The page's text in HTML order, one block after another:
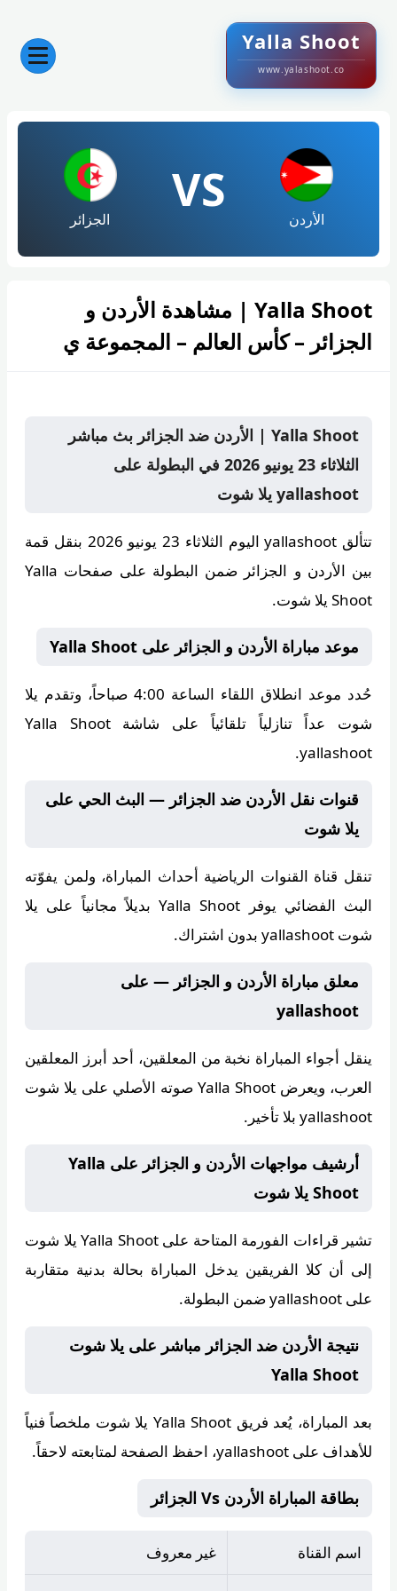
Yalla Shoot
www.yalashoot.co
الأردن
VS
الجزائر
Yalla Shoot | مشاهدة الأردن و
الجزائر – كأس العالم – المجموعة ي
Yalla Shoot | الأردن ضد الجزائر بث مباشر
الثلاثاء 23 يونيو 2026 في البطولة على
yallashoot يلا شوت
تتألق yallashoot
اليوم الثلاثاء 23 يونيو 2026 بنقل قمة
بين الأردن و الجزائر ضمن البطولة على صفحات Yalla
Shoot يلا شوت.
موعد مباراة الأردن و الجزائر على Yalla Shoot
حُدد موعد انطلاق اللقاء الساعة 4:00 صباحاً ، وتقدم يلا
شوت
عداً تنازلياً تلقائياً على شاشة Yalla Shoot
yallashoot.
قنوات نقل الأردن ضد الجزائر — البث الحي على
يلا شوت
تنقل قناة القنوات الرياضية أحداث المباراة، ولمن يفوّته
البث الفضائي يوفر Yalla Shoot بديلاً مجانياً على يلا
شوت yallashoot بدون اشتراك.
معلق مباراة الأردن و الجزائر — على
yallashoot
ينقل أجواء المباراة نخبة من المعلقين، أحد أبرز المعلقين
العرب، ويعرض Yalla Shoot صوته الأصلي على يلا شوت
yallashoot بلا تأخير.
أرشيف مواجهات الأردن و الجزائر على Yalla
Shoot يلا شوت
تشير قراءات الفورمة المتاحة علىYalla Shoot يلا شوت
إلى أن كلا الفريقين يدخل المباراة بحالة بدنية متقاربة
على yallashoot ضمن البطولة.
نتيجة الأردن ضد الجزائر مباشر على يلا شوت
Yalla Shoot
بعد المباراة، يُعد فريق Yalla Shoot يلا شوت
ملخصاً فنياً
للأهداف على yallashoot، احفظ الصفحة لمتابعته لاحقاً.
بطاقة المباراة الأردن Vs الجزائر
اسم القناة غير معروف